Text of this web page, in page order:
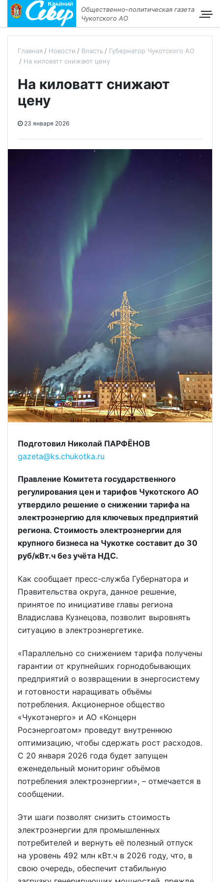
Общественно–политическая газета
Чукотского АО
Главная Новости Власть
Губернатор Чукотского АО
На киловатт снижают цену
На киловатт снижают
цену
23 января 2026
Подготовил Николай ПАРФЁНОВ
gazeta@ks.chukotka.ru
Правление Комитета государственного
регулирования цен и тарифов Чукотского АО
утвердило решение о снижении тарифа на
электроэнергию для ключевых предприятий
региона. Стоимость электроэнергии для
крупного бизнеса на Чукотке составит до 30
руб/кВт.ч без учёта НДС.
Как сообщает пресс-служба Губернатора и
Правительства округа, данное решение,
принятое по инициативе главы региона
Владислава Кузнецова, позволит выровнять
ситуацию в электроэнергетике.
«Параллельно со снижением тарифа получены
гарантии от крупнейших горнодобывающих
предприятий о возвращении в энергосистему
и готовности наращивать объёмы
потребления. Акционерное общество
«Чукотэнерго» и АО «Концерн
Росэнергоатом» проведут внутреннюю
оптимизацию, чтобы сдержать рост расходов.
С 20 января 2026 года будет запущен
еженедельный мониторинг объёмов
потребления электроэнергии», – отмечается в
сообщении.
Эти шаги позволят снизить стоимость
электроэнергии для промышленных
потребителей и вернуть её полезный отпуск
на уровень 492 млн кВт.ч в 2026 году, что, в
свою очередь, обеспечит стабильную